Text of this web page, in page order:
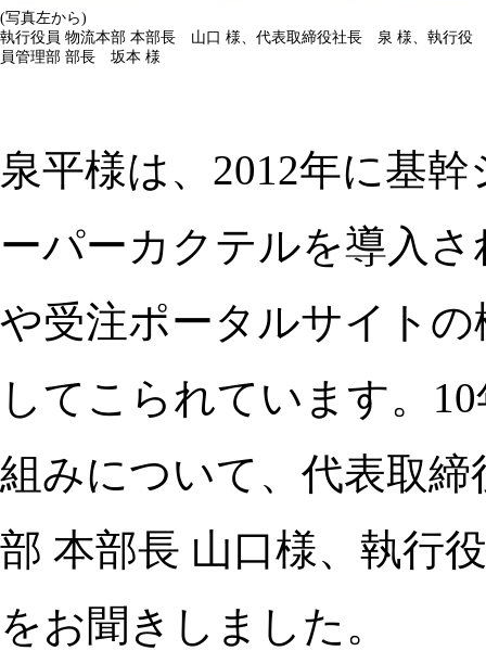
(写真左から)
執行役員 物流本部 本部長 山口 様、代表取締役社長 泉 様、執行役
員管理部 部長 坂本 様
泉平様は、2012年に基
ーパーカクテルを導入
や受注ポータルサイト
してこられています。
組みについて、代表取
部 本部長 山口様、執行
をお聞きしました。